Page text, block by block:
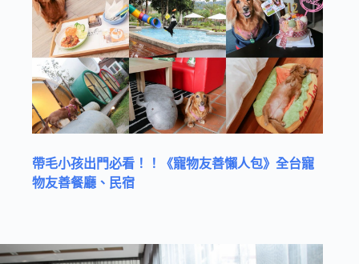
帶毛小孩出門必看！！《寵物友善懶人包》全台寵
物友善餐廳、民宿